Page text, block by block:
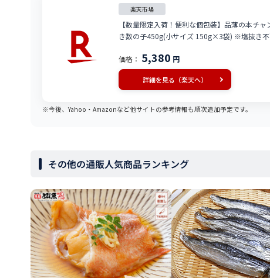
楽天市場
【数量限定入荷！便利な個包装】品薄の本チ
き数の子450g(小サイズ 150g×3袋) ※塩抜き
価格： 5,380 円
詳細を見る（楽天へ）
※今後、Yahoo・Amazonなど他サイトの参考情報も順次追加予定です。
その他の通販人気商品ランキング